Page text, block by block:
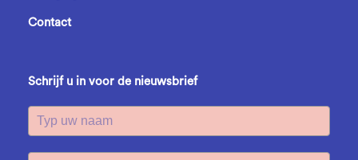
Contact
Schrijf u in voor de nieuwsbrief